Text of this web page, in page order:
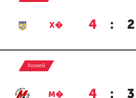
Х� 4 : 2
Хоккей
М� 4 : 3